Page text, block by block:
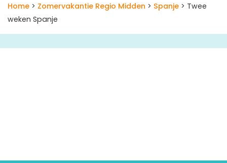
Home > Zomervakantie Regio Midden > Spanje > Twee
weken Spanje